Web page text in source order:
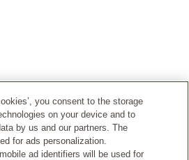
you consent to the storage
on your device and to
by us and our partners. The
for ads personalization.
ad identifiers will be used for